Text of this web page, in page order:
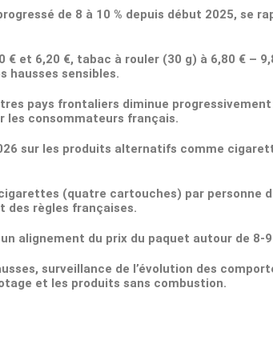
de 8 à 10 % depuis début 2025, se
et 6,20 €, tabac à rouler (30 g) à 6,80 € –
hausses sensibles.
pays frontaliers diminue
les consommateurs français.
sur les produits alternatifs comme
(quatre cartouches) par personne
des règles françaises.
alignement du prix du paquet autour de 8-9
surveillance de l’évolution des
et les produits sans combustion.